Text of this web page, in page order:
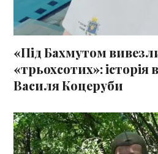
«Під Бахмутом
«трьохсотих»: історія
Василя Коцеруби